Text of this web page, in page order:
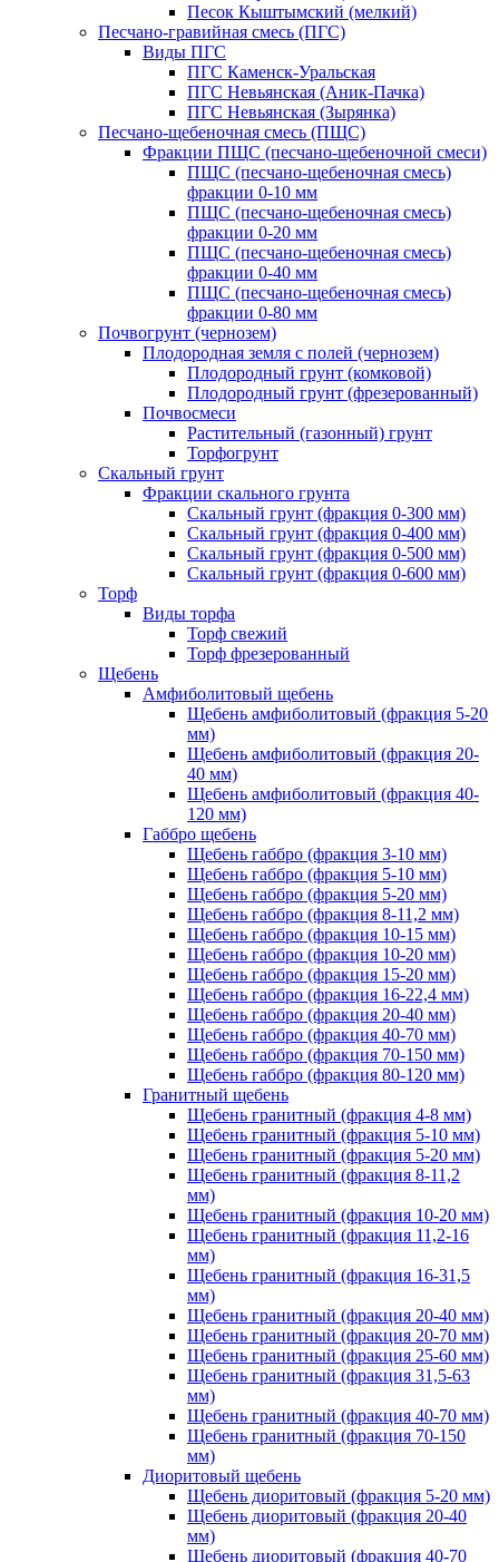
Песок Кыштымский (мелкий)
Песчано-гравийная смесь (ПГС)
Виды ПГС
ПГС Каменск-Уральская
ПГС Невьянская (Аник-Пачка)
ПГС Невьянская (Зырянка)
Песчано-щебеночная смесь (ПЩС)
Фракции ПЩС (песчано-щебеночной смеси)
ПЩС (песчано-щебеночная смесь)
фракции 0-10 мм
ПЩС (песчано-щебеночная смесь)
фракции 0-20 мм
ПЩС (песчано-щебеночная смесь)
фракции 0-40 мм
ПЩС (песчано-щебеночная смесь)
фракции 0-80 мм
Почвогрунт (чернозем)
Плодородная земля с полей (чернозем)
Плодородный грунт (комковой)
Плодородный грунт (фрезерованный)
Почвосмеси
Растительный (газонный) грунт
Торфогрунт
Скальный грунт
Фракции скального грунта
Скальный грунт (фракция 0-300 мм)
Скальный грунт (фракция 0-400 мм)
Скальный грунт (фракция 0-500 мм)
Скальный грунт (фракция 0-600 мм)
Торф
Виды торфа
Торф свежий
Торф фрезерованный
Щебень
Амфиболитовый щебень
Щебень амфиболитовый (фракция 5-20
мм)
Щебень амфиболитовый (фракция 20-
40 мм)
Щебень амфиболитовый (фракция 40-
120 мм)
Габбро щебень
Щебень габбро (фракция 3-10 мм)
Щебень габбро (фракция 5-10 мм)
Щебень габбро (фракция 5-20 мм)
Щебень габбро (фракция 8-11,2 мм)
Щебень габбро (фракция 10-15 мм)
Щебень габбро (фракция 10-20 мм)
Щебень габбро (фракция 15-20 мм)
Щебень габбро (фракция 16-22,4 мм)
Щебень габбро (фракция 20-40 мм)
Щебень габбро (фракция 40-70 мм)
Щебень габбро (фракция 70-150 мм)
Щебень габбро (фракция 80-120 мм)
Гранитный щебень
Щебень гранитный (фракция 4-8 мм)
Щебень гранитный (фракция 5-10 мм)
Щебень гранитный (фракция 5-20 мм)
Щебень гранитный (фракция 8-11,2
мм)
Щебень гранитный (фракция 10-20 мм)
Щебень гранитный (фракция 11,2-16
мм)
Щебень гранитный (фракция 16-31,5
мм)
Щебень гранитный (фракция 20-40 мм)
Щебень гранитный (фракция 20-70 мм)
Щебень гранитный (фракция 25-60 мм)
Щебень гранитный (фракция 31,5-63
мм)
Щебень гранитный (фракция 40-70 мм)
Щебень гранитный (фракция 70-150
мм)
Диоритовый щебень
Щебень диоритовый (фракция 5-20 мм)
Щебень диоритовый (фракция 20-40
мм)
Щебень диоритовый (фракция 40-70